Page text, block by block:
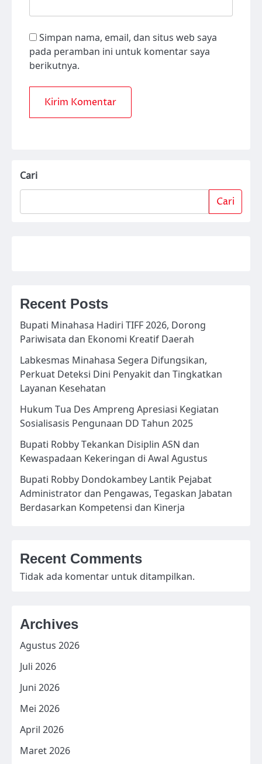
Simpan nama, email, dan situs web saya
pada peramban ini untuk komentar saya
berikutnya.
Cari
Cari
Recent Posts
Bupati Minahasa Hadiri TIFF 2026, Dorong
Pariwisata dan Ekonomi Kreatif Daerah
Labkesmas Minahasa Segera Difungsikan,
Perkuat Deteksi Dini Penyakit dan Tingkatkan
Layanan Kesehatan
Hukum Tua Des Ampreng Apresiasi Kegiatan
Sosialisasis Pengunaan DD Tahun 2025
Bupati Robby Tekankan Disiplin ASN dan
Kewaspadaan Kekeringan di Awal Agustus
Bupati Robby Dondokambey Lantik Pejabat
Administrator dan Pengawas, Tegaskan Jabatan
Berdasarkan Kompetensi dan Kinerja
Recent Comments
Tidak ada komentar untuk ditampilkan.
Archives
Agustus 2026
Juli 2026
Juni 2026
Mei 2026
April 2026
Maret 2026